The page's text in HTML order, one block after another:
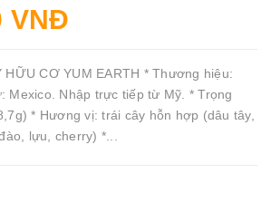
VNĐ
HỮU CƠ YUM EARTH * Thương hiệu:
Mexico. Nhập trực tiếp từ Mỹ. * Trọng
* Hương vị: trái cây hỗn hợp (dâu tây,
lựu, cherry) *...